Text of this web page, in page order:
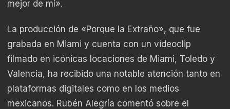
mejor de mí».
La producción de «Porque la Extraño», que fue
grabada en Miami y cuenta con un videoclip
filmado en icónicas locaciones de Miami, Toledo y
Valencia, ha recibido una notable atención tanto en
plataformas digitales como en los medios
mexicanos. Rubén Alegría comentó sobre el